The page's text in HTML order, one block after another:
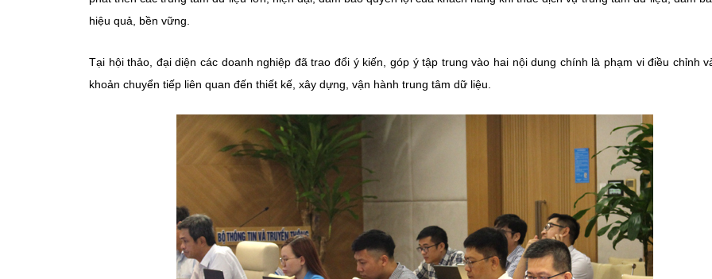
hiệu quả, bền vững.
Tại hội thảo, đại diện các doanh nghiệp đã trao đổi ý kiến, góp ý tập trung vào hai nội dung chính là phạm vi điều chỉnh
khoản chuyển tiếp liên quan đến thiết kế, xây dựng, vận hành trung tâm dữ liệu.